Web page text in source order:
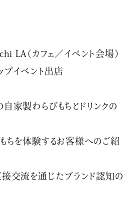
LA（カフェ／イベント会場）
プイベント出店
家製わらびもちとドリンクの
ちを体験するお客様へのご紹
交流を通じたブランド認知の